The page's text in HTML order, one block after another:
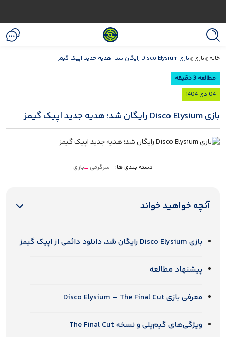
خانه بازی بازی Disco Elysium رایگان شد؛ هدیه جدید اپیک گیمز
مطالعه 3 دقیقه
04 دی 1404
بازی Disco Elysium رایگان شد؛ هدیه جدید اپیک گیمز
دسته بندی ها: سرگرمی بازی
آنچه خواهید خواند
بازی Disco Elysium رایگان شد، دانلود دائمی از اپیک گیمز
پیشنهاد مطالعه
معرفی بازی Disco Elysium – The Final Cut
ویژگی‌های گیم‌پلی و نسخه The Final Cut